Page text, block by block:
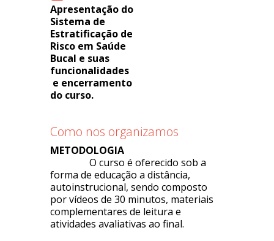
Apresentação do
Sistema de
Estratificação de
Risco em Saúde
Bucal e suas
funcionalidades
e encerramento
do curso.
Como nos organizamos
METODOLOGIA
O curso é oferecido sob a
forma de educação a distância,
autoinstrucional, sendo composto
por vídeos de 30 minutos, materiais
complementares de leitura e
atividades avaliativas ao final.